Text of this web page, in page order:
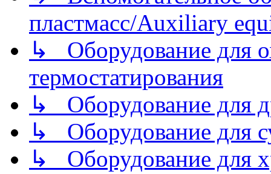
пластмасс/Auxiliary
↳ Оборудование для
термостатирования
↳ Оборудование для
↳ Оборудование для
↳ Оборудование для